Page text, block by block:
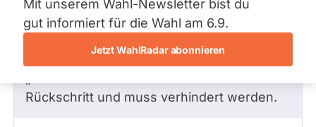
Sachsen-Anhalt
Schleswig-Holstein
Thüringen
Archiv
Über uns
Mit unserem Wahl-Newsletter bist du
gut informiert für die Wahl am 6.9.
Jetzt WahlRadar abonnieren
sein und seinen Bürgern ermöglichen sich
erschließen. Die jetzt angedachten
Rückschritt und muss verhindert werden.